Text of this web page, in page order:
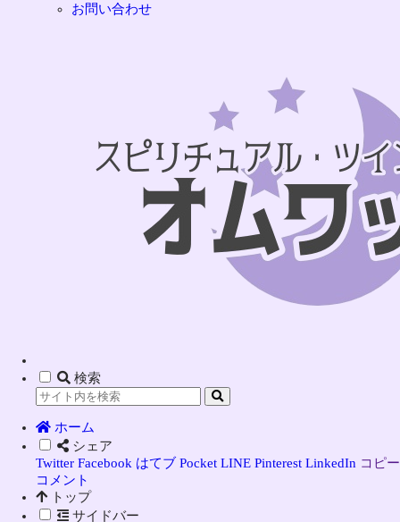
お問い合わせ
検索
ホーム
シェア
Twitter Facebook はてブ Pocket LINE Pinterest LinkedIn コピー
コメント
トップ
サイドバー